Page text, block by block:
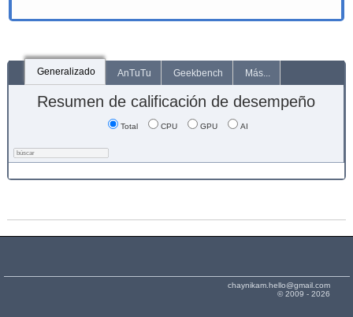
Generalizado AnTuTu Geekbench Más...
Resumen de calificación de desempeño
Total CPU GPU AI
chaynikam.hello@gmail.com
© 2009 - 2026